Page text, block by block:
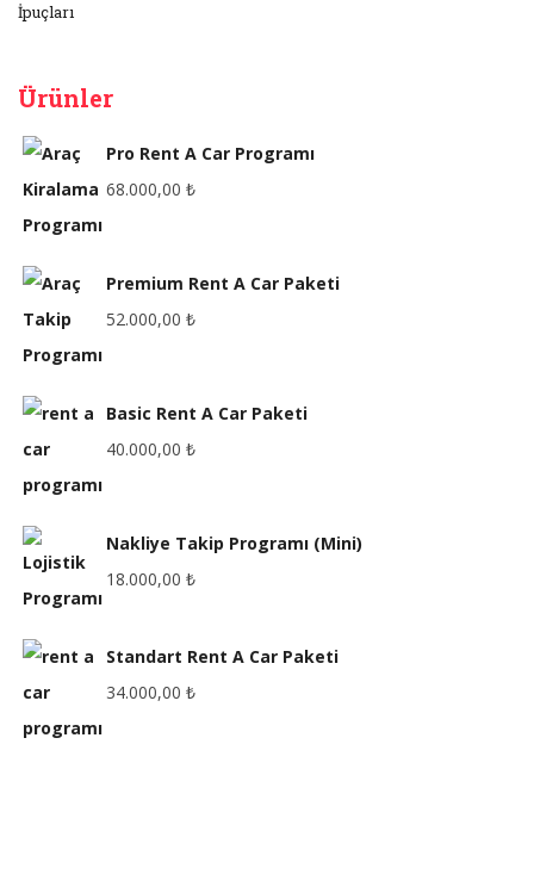
İpuçları
Ürünler
Pro Rent A Car Programı
68.000,00 ₺
Premium Rent A Car Paketi
52.000,00 ₺
Basic Rent A Car Paketi
40.000,00 ₺
Nakliye Takip Programı (Mini)
18.000,00 ₺
Standart Rent A Car Paketi
34.000,00 ₺